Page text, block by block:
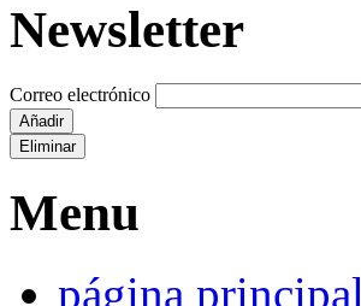
Newsletter
Correo electrónico
Añadir
Eliminar
Menu
página principal